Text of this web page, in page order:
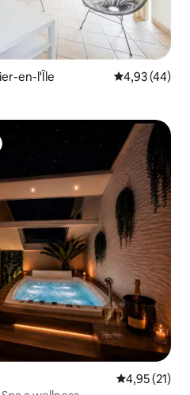
en-l'Île Priemerné
4,93 (44)
Priemerné
4,95 (21)